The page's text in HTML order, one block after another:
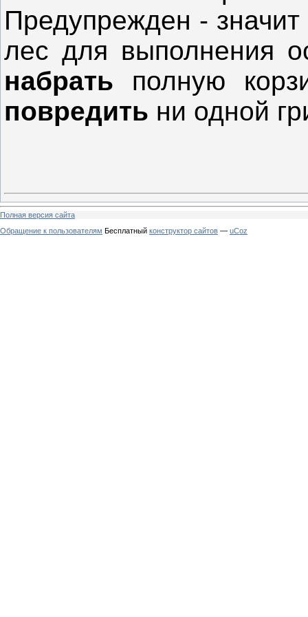
Предупрежден -
лес для выполнения
набрать полную
повредить ни одной
Полная версия сайта
Обращение к пользователям Бесплатный конструктор сайтов — uCoz